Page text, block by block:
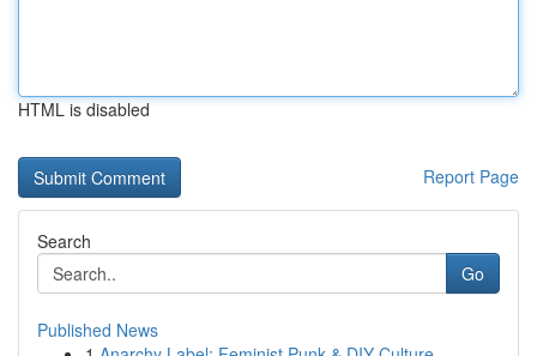
HTML is disabled
Report Page
Search
Go
Published News